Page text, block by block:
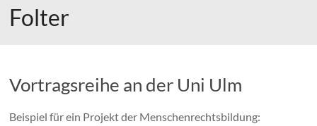
Folter
Vortragsreihe an der Uni Ulm
Beispiel für ein Projekt der Menschenrechtsbildung: